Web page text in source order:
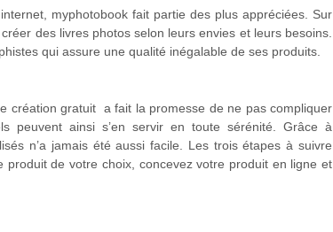
myphotobook fait partie des plus appréciées. Sur
des livres photos selon leurs envies et leurs besoins.
qui assure une qualité inégalable de ses produits.
création gratuit a fait la promesse de ne pas compliquer
peuvent ainsi s’en servir en toute sérénité. Grâce à
n’a jamais été aussi facile. Les trois étapes à suivre
de votre choix, concevez votre produit en ligne et